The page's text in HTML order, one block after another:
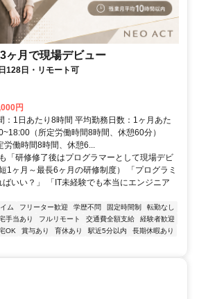
ヶ月で現場デビュー
128日・リモート可
円
：1日あたり8時間 平均勤務日数：1ヶ月あた
（所定労働時間8時間、休憩60分）
働時間8時間、休憩6...
「研修修了後はプログラマーとして現場デビ
1ヶ月～最長6ヶ月の研修制度） 「プログラミ
いい？」 「IT未経験でも本当にエンジニア
ム フリーター歓迎 学歴不問 固定時間制
転勤なし
手当あり フルリモート 交通費全額支給
経験者歓迎
OK 賞与あり 育休あり 駅近5分以内
長期休暇あり